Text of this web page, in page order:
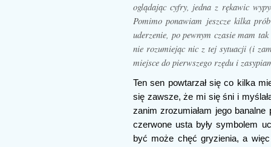
oglądając cyfry, jedna z rękawic
Pomimo ponawiam jeszcze kilka
uderzenie, po pewnym czasie mam
nie rozumiejąc nic z tej sytuacji (i
miejsce do pierwszego rzędu i
Ten sen powtarzał się co kilka
się zawsze, że mi się śni i
zanim zrozumiałam jego banalne
czerwone usta były symbolem
być może chęć gryzienia, a